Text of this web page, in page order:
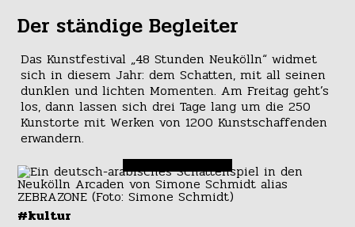
Der ständige Begleiter
Das Kunstfestival „48 Stunden Neukölln“ widmet
sich in diesem Jahr: dem Schatten, mit all seinen
dunklen und lichten Momenten. Am Freitag geht’s
los, dann lassen sich drei Tage lang um die 250
Kunstorte mit Werken von 1200 Kunstschaffenden
erwandern.
#kultur